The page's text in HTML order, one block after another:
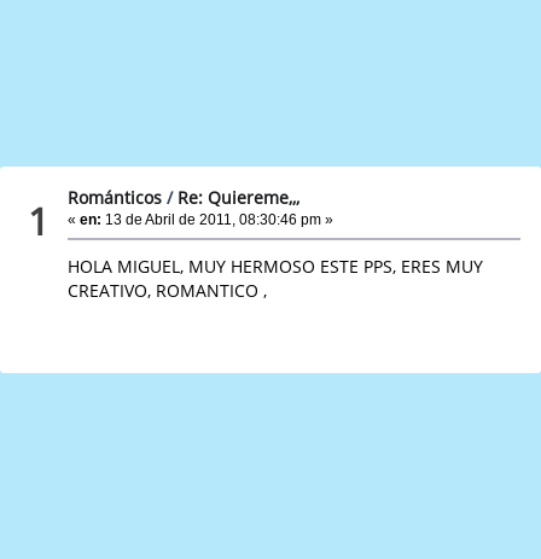
1 Románticos / Re: Quiereme,,,
«en: 13 de Abril de 2011, 08:30:46 pm »
HOLA MIGUEL, MUY HERMOSO ESTE PPS, ERES MUY
CREATIVO, ROMANTICO ,